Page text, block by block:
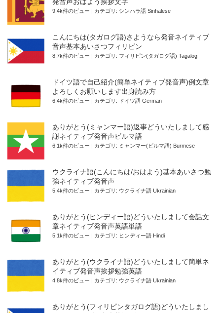
発音声おはよう挨拶文字
9.4k件のビュー カテゴリ: シンハラ語 Sinhalese
こんにちは(タガログ語)さようなら発音ネイティブ
音声基本あいさつフィリピン
8.7k件のビュー カテゴリ: フィリピン(タガログ語) Tagalog
ドイツ語で自己紹介(簡単ネイティブ発音声)例文章
よろしくお願いします出身読み方
6.4k件のビュー カテゴリ: ドイツ語 German
ありがとう(ミャンマー語)返事どういたしまして感
謝ネイティブ発音声ビルマ語
6.1k件のビュー カテゴリ: ミャンマー(ビルマ語) Burmese
ウクライナ語(こんにちは/おはよう)基本あいさつ勉
強ネイティブ発音声
5.4k件のビュー カテゴリ: ウクライナ語 Ukrainian
ありがとう(ヒンディー語)どういたしまして会話文
章ネイティブ発音声英語単語
5.1k件のビュー カテゴリ: ヒンディー語 Hindi
ありがとう(ウクライナ語)どういたしまして簡単ネ
イティブ発音声挨拶勉強英語
4.8k件のビュー カテゴリ: ウクライナ語 Ukrainian
ありがとう(フィリピンタガログ語)どういたしまし